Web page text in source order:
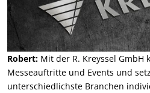
Robert: Mit der R. Kreyssel GmbH
Messeauftritte und Events und
unterschiedlichste Branchen